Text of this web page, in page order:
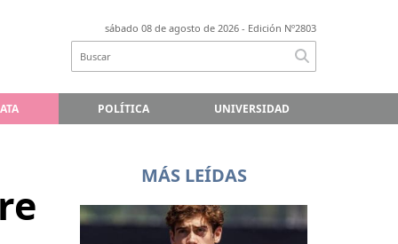
sábado 08 de agosto de 2026 - Edición Nº2803
POLÍTICA UNIVERSIDAD
MÁS LEÍDAS